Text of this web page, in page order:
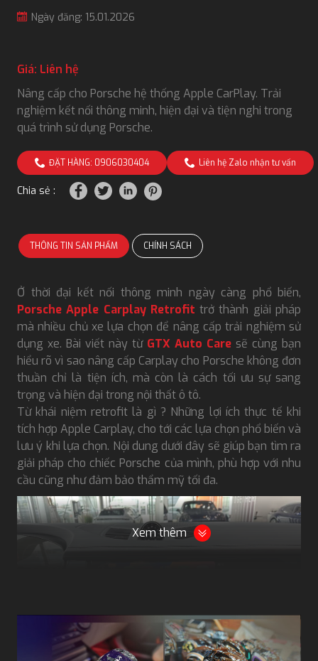
Ngày đăng: 15.01.2026
Giá: Liên hệ
Nâng cấp cho Porsche hệ thống Apple CarPlay. Trải
nghiệm kết nối thông minh, hiện đại và tiện nghi trong
quá trình sử dụng Porsche.
ĐẶT HÀNG: 0906030404 Liên hệ Zalo nhận tư vấn
Chia sẻ :
THÔNG TIN SẢN PHẨM CHÍNH SÁCH
Ở thời đại kết nối thông minh ngày càng phổ biến,
Porsche Apple Carplay Retrofit trở thành giải pháp
mà nhiều chủ xe lựa chọn để nâng cấp trải nghiệm sử
dụng xe. Bài viết này từ GTX Auto Care sẽ cùng bạn
hiểu rõ vì sao nâng cấp Carplay cho Porsche không đơn
thuần chỉ là tiện ích, mà còn là cách tối ưu sự sang
trọng và hiện đại trong nội thất ô tô.
Từ khái niệm retrofit là gì ? Những lợi ích thực tế khi
tích hợp Apple Carplay, cho tới các lựa chọn phổ biến và
lưu ý khi lựa chọn. Nội dung dưới đây sẽ giúp bạn tìm ra
giải pháp cho chiếc Porsche của mình, phù hợp với nhu
cầu cũng như đảm bảo thẩm mỹ tối đa.
Xem thêm